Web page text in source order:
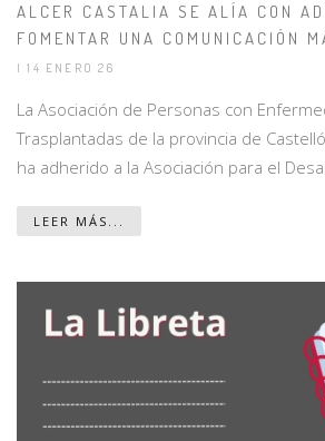
ALCER CASTALIA SE ALÍA CON
FOMENTAR UNA COMUNICACIÓN
| 14 ENERO 26
La Asociación de Personas con
Trasplantadas de la provincia de
ha adherido a la Asociación para el
LEER MÁS...